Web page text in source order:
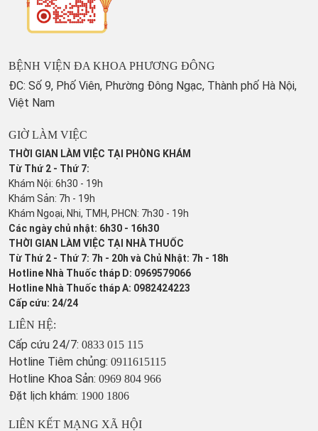
BỆNH VIỆN ĐA KHOA PHƯƠNG ĐÔNG
ĐC: Số 9, Phố Viên, Phường Đông Ngạc, Thành phố Hà Nội,
Việt Nam
GIỜ LÀM VIỆC
THỜI GIAN LÀM VIỆC TẠI PHÒNG KHÁM
Từ Thứ 2 - Thứ 7:
Khám Nội: 6h30 - 19h
Khám Sản: 7h - 19h
Khám Ngoại, Nhi, TMH, PHCN: 7h30 - 19h
Các ngày chủ nhật: 6h30 - 16h30
THỜI GIAN LÀM VIỆC TẠI NHÀ THUỐC
Từ Thứ 2 - Thứ 7: 7h - 20h và Chủ Nhật: 7h - 18h
Hotline Nhà Thuốc tháp D: 0969579066
Hotline Nhà Thuốc tháp A: 0982424223
Cấp cứu: 24/24
LIÊN HỆ:
Cấp cứu 24/7: 0833 015 115
Hotline Tiêm chủng: 0911615115
Hotline Khoa Sản: 0969 804 966
Đặt lịch khám: 1900 1806
LIÊN KẾT MẠNG XÃ HỘI